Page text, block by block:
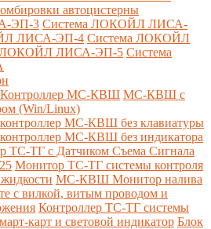
автоцистерны
ЭП-3 Система ЛОКОЙЛ ЛИСА-
ЛИСА-ЭП-4 Система ЛОКОЙЛ
ЛОКОЙЛ ЛИСА-ЭП-5 Система
Контроллер МС-КВШ МС-КВШ с
(Win/Linux)
МС-КВШ без клавиатуры
МС-КВШ без индикатора
ТС-ТГ с Датчиком Съема Сигнала
Монитор ТС-ТГ системы контроля
МС-КВШ Монитор налива
с вилкой, витым проводом и
Контроллер ТС-ТГ системы
карт и световой индикатор Блок